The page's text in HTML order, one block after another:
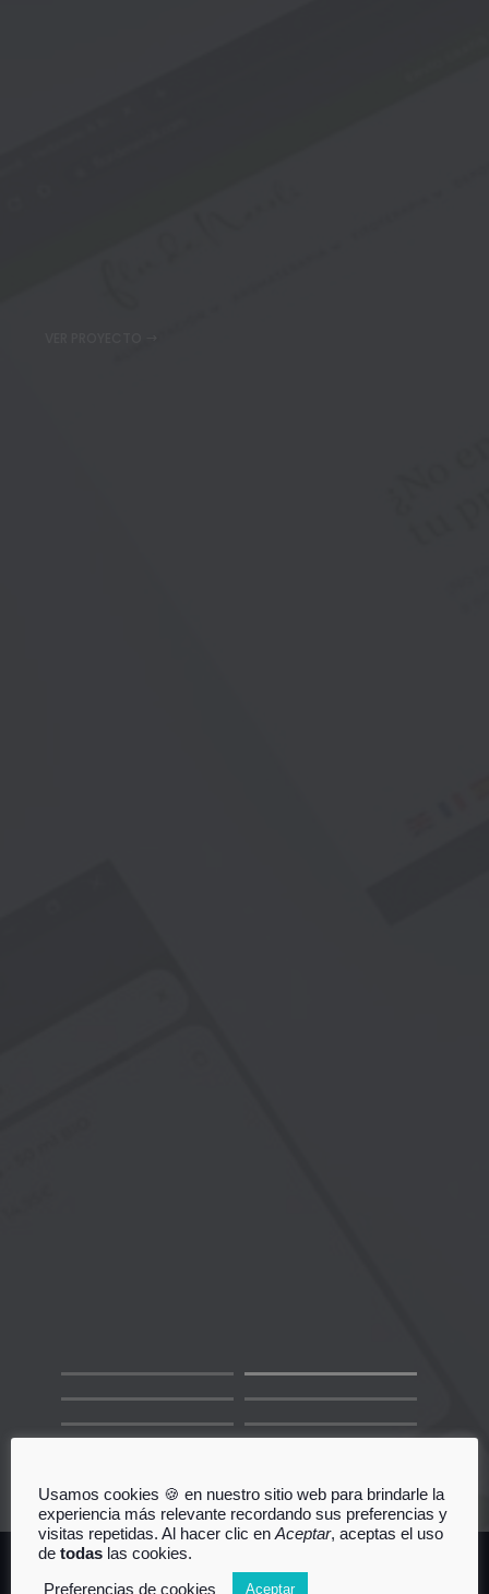
Usamos cookies 🍪 en nuestro sitio web para brindarle la
experiencia más relevante recordando sus preferencias y
visitas repetidas. Al hacer clic en Aceptar, aceptas el uso
de todas las cookies.
Preferencias de cookies Aceptar